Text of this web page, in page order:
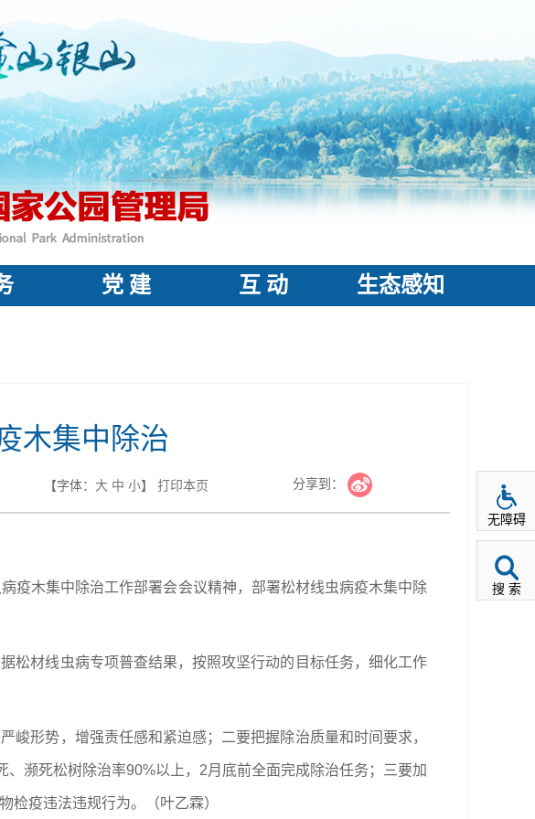
党 建 互 动 生态感知
木集中除治
【字体： 大 中 小】 打印本页 分享到：
疫木集中除治工作部署会会议精神，部署松材线虫病疫木集中除
松材线虫病专项普查结果，按照攻坚行动的目标任务，细化工作
形势，增强责任感和紧迫感；二要把握除治质量和时间要求，
濒死松树除治率90%以上，2月底前全面完成除治任务；三要加
检疫违法违规行为。（叶乙霖）
无障碍
搜 索